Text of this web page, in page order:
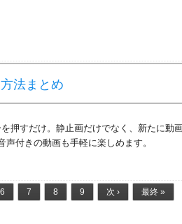
法まとめ
押すだけ。 静止画だけでなく、新たに動
付きの動画も手軽に楽しめます。
6 7 8 9 次 › 最終 »